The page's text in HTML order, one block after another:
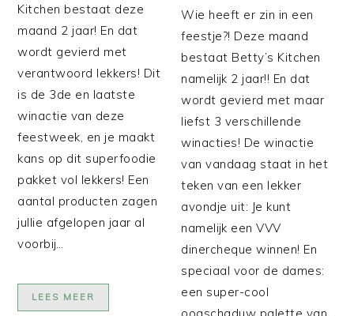
Kitchen bestaat deze
maand 2 jaar! En dat
wordt gevierd met
verantwoord lekkers! Dit
is de 3de en laatste
winactie van deze
feestweek, en je maakt
kans op dit superfoodie
pakket vol lekkers! Een
aantal producten zagen
jullie afgelopen jaar al
voorbij…
LEES MEER
Wie heeft er zin in een
feestje?! Deze maand
bestaat Betty’s Kitchen
namelijk 2 jaar!! En dat
wordt gevierd met maar
liefst 3 verschillende
winacties! De winactie
van vandaag staat in het
teken van een lekker
avondje uit: Je kunt
namelijk een VVV
dinercheque winnen! En
speciaal voor de dames:
een super-cool